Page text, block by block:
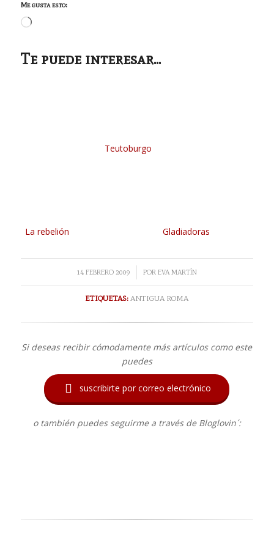
Me gusta esto:
Cargando...
Te puede interesar...
Teutoburgo
La rebelión Gladiadoras
14 FEBRERO 2009
/ POREVA MARTÍN
ETIQUETAS: ANTIGUA ROMA
Si deseas recibir cómodamente más artículos como este
puedes
 suscribirte por correo electrónico
o también puedes seguirme a través de Bloglovin´: